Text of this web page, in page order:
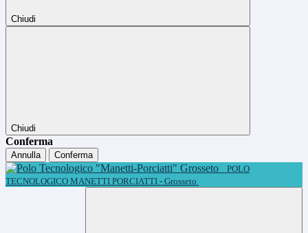
Chiudi
Chiudi
Conferma
Annulla
Conferma
POLO
TECNOLOGICO MANETTI PORCIATTI - Grosseto